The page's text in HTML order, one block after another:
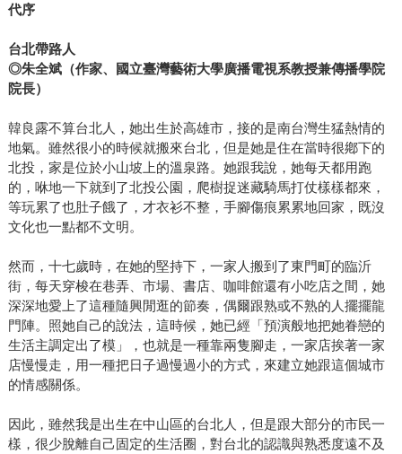
代序
台北帶路人
◎朱全斌（作家、國立臺灣藝術大學廣播電視系教授兼傳播學院
院長）
韓良露不算台北人，她出生於高雄市，接的是南台灣生猛熱情的
地氣。雖然很小的時候就搬來台北，但是她是住在當時很鄕下的
北投，家是位於小山坡上的溫泉路。她跟我說，她每天都用跑
的，咻地一下就到了北投公園，爬樹捉迷藏騎馬打仗樣樣都來，
等玩累了也肚子餓了，才衣衫不整，手腳傷痕累累地回家，既沒
文化也一點都不文明。
然而，十七歲時，在她的堅持下，一家人搬到了東門町的臨沂
街，每天穿梭在巷弄、市場、書店、咖啡館還有小吃店之間，她
深深地愛上了這種隨興閒逛的節奏，偶爾跟熟或不熟的人擺擺龍
門陣。照她自己的說法，這時候，她已經「預演般地把她眷戀的
生活主調定出了模」，也就是一種靠兩隻腳走，一家店挨著一家
店慢慢走，用一種把日子過慢過小的方式，來建立她跟這個城市
的情感關係。
因此，雖然我是出生在中山區的台北人，但是跟大部分的市民一
樣，很少脫離自己固定的生活圈，對台北的認識與熟悉度遠不及